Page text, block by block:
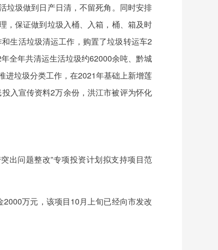
垃圾做到日产日清，不留死角。同时安排
，保证做到垃圾入桶、入箱，桶、箱及时
生活垃圾清运工作，购置了垃圾转运车2
全年共清运生活垃圾约62000余吨、黔城
进垃圾分类工作，在2021年基础上新增莲
入宣传资料2万余份，洪江市被评为怀化
出问题整改”专项投资计划拟支持项目范
万元，该项目10月上旬已经向市发改